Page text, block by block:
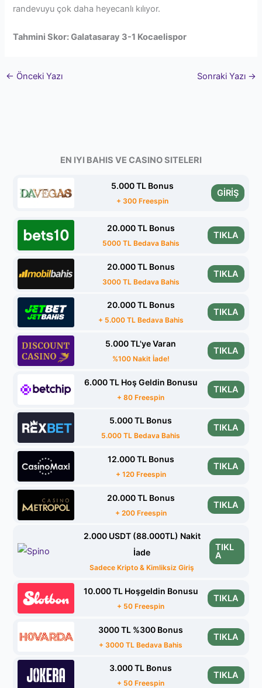
randevuyu çok daha heyecanlı kılıyor.
Tahmini Skor: Galatasaray 3-1 Kocaelispor
← Önceki Yazı Sonraki Yazı →
EN IYI BAHIS VE CASINO SITELERI
5.000 TL Bonus
+ 300 Freespin
GİRİŞ
20.000 TL Bonus
5000 TL Bedava Bahis
TIKLA
20.000 TL Bonus
3000 TL Bedava Bahis
TIKLA
20.000 TL Bonus
+ 5.000 TL Bedava Bahis
TIKLA
5.000 TL'ye Varan
%100 Nakit İade!
TIKLA
6.000 TL Hoş Geldin Bonusu
+ 80 Freespin
TIKLA
5.000 TL Bonus
5.000 TL Bedava Bahis
TIKLA
12.000 TL Bonus
+ 120 Freespin
TIKLA
20.000 TL Bonus
+ 200 Freespin
TIKLA
2.000 USDT (88.000TL) Nakit
İade
Sadece Kripto & Kimliksiz Giriş
TIKL
A
10.000 TL Hoşgeldin Bonusu
+ 50 Freespin
TIKLA
3000 TL %300 Bonus
+ 3000 TL Bedava Bahis
TIKLA
3.000 TL Bonus
+ 50 Freespin
TIKLA